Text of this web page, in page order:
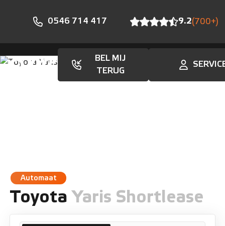
0546 714 417 9.2(700+)
BEL MIJ
TERUG
Automaat
ToyotaYaris Shortlease